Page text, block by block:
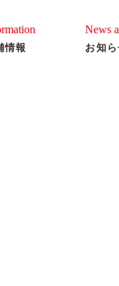
情報
News
お知ら